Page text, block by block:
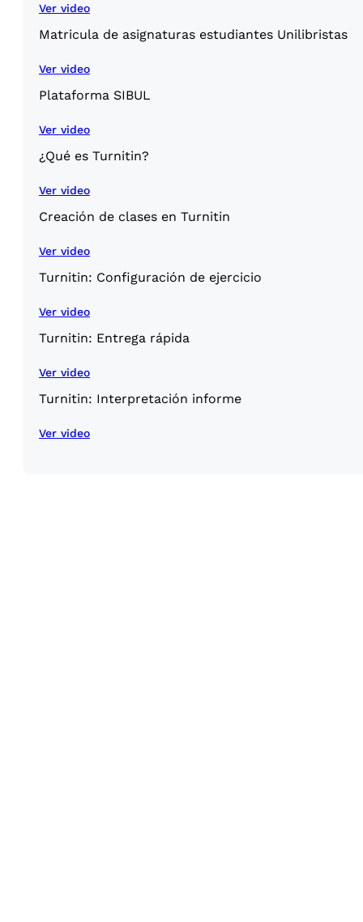
Ver video
Matricula de asignaturas estudiantes Unilibristas
Ver video
Plataforma SIBUL
Ver video
¿Qué es Turnitin?
Ver video
Creación de clases en Turnitin
Ver video
Turnitin: Configuración de ejercicio
Ver video
Turnitin: Entrega rápida
Ver video
Turnitin: Interpretación informe
Ver video